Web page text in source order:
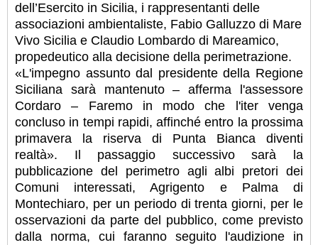
dell’Esercito in Sicilia, i rappresentanti delle
associazioni ambientaliste, Fabio Galluzzo di Mare
Vivo Sicilia e Claudio Lombardo di Mareamico,
propedeutico alla decisione della perimetrazione.
«L'impegno assunto dal presidente della Regione
Siciliana sarà mantenuto – afferma l'assessore
Cordaro – Faremo in modo che l'iter venga
concluso in tempi rapidi, affinché entro la prossima
primavera la riserva di Punta Bianca diventi
realtà». Il passaggio successivo sarà la
pubblicazione del perimetro agli albi pretori dei
Comuni interessati, Agrigento e Palma di
Montechiaro, per un periodo di trenta giorni, per le
osservazioni da parte del pubblico, come previsto
dalla norma, cui faranno seguito l'audizione in